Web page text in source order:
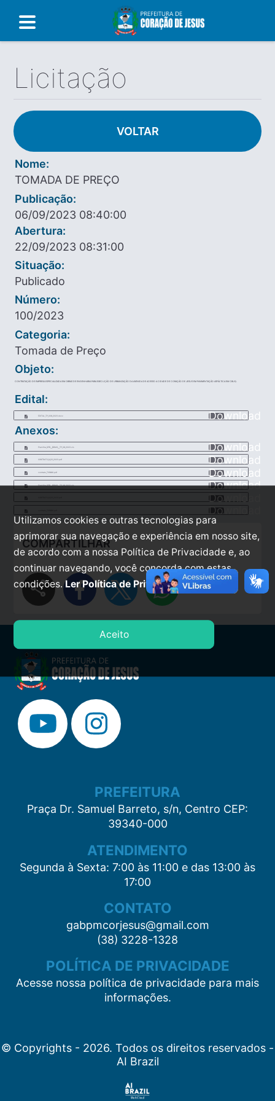
Licitação
VOLTAR
Nome:
TOMADA DE PREÇO
Publicação:
06/09/2023 08:40:00
Abertura:
22/09/2023 08:31:00
Situação:
Publicado
Número:
100/2023
Categoria:
Tomada de Preço
Objeto:
CONTRATAÇÃO DE EMPRESA ESPECIALIZADA EM OBRAS DE ENGENHARIA PARA EXECUÇÃO DE URBANIZAÇÃO DA AVENIDA DE ACESSO A CIDADE DE CORAÇÃO DE JESUS EM PAVIMENTAÇÃO ASFÁLTICA EM CBUQ.
Edital:
EDITAL_TP_008_2023.docx
Download
Anexos:
Planilha_SPB___BDMG___TP_08_2023.xls Download
CONTRATO_N_93_2023.pdf Download
contrato_701886.pdf Download
Planilha_SPB___BDMG___TP_08_2023.xls Download
Download
Download
COMPARTILHAR
share
PREFEITURA
Praça Dr. Samuel Barreto, s/n, Centro CEP:
39340-000
ATENDIMENTO
Segunda à Sexta: 7:00 às 11:00 e das 13:00 às
17:00
CONTATO
gabpmcorjesus@gmail.com
(38) 3228-1328
POLÍTICA DE PRIVACIDADE
Acesse nossa política de privacidade para mais
informações.
© Copyrights - 2026. Todos os direitos reservados -
AI Brazil
Utilizamos cookies e outras tecnologias para
aprimorar sua navegação e experiência em nosso site,
de acordo com a nossa Política de Privacidade e, ao
continuar navegando, você concorda com estas
condições.Ler Política de Privacidade.
Aceito